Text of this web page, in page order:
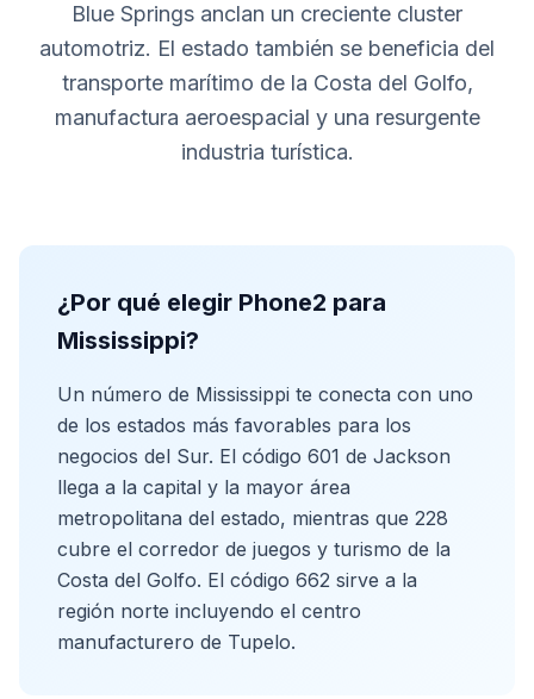
Blue Springs anclan un creciente cluster
automotriz. El estado también se beneficia del
transporte marítimo de la Costa del Golfo,
manufactura aeroespacial y una resurgente
industria turística.
¿Por qué elegir Phone2 para
Mississippi?
Un número de Mississippi te conecta con uno
de los estados más favorables para los
negocios del Sur. El código 601 de Jackson
llega a la capital y la mayor área
metropolitana del estado, mientras que 228
cubre el corredor de juegos y turismo de la
Costa del Golfo. El código 662 sirve a la
región norte incluyendo el centro
manufacturero de Tupelo.